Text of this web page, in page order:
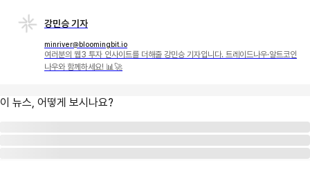
강민승 기자
minriver@bloomingbit.io
여러분의 웹3 투자 인사이트를 더해줄 강민승 기자입니다. 트레이드나우·알트코인
나우와 함께하세요! 📊🚀
이 뉴스, 어떻게 보시나요?